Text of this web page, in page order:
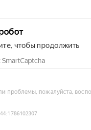
робот
чтобы продолжить
SmartCaptcha
проблемы, пожалуйста,
:1786102307